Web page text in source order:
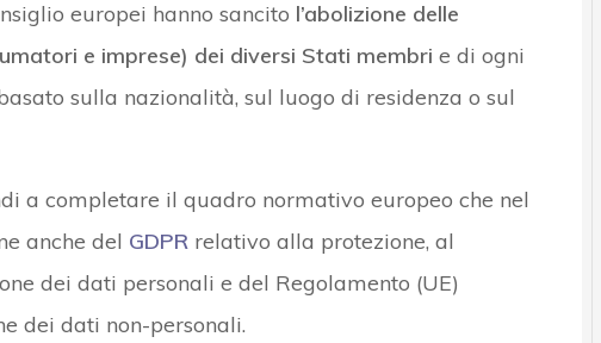
europei hanno sancito l’abolizione delle
e imprese) dei diversi Stati membri e di ogni
sulla nazionalità, sul luogo di residenza o sul
a completare il quadro normativo europeo che nel
anche del GDPRrelativo alla protezione, al
dei dati personali e del Regolamento (UE)
dei dati non-personali.